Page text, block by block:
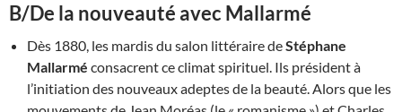
B/De la nouveauté avec Mallarmé
Dès 1880, les mardis du salon littéraire deStéphane
Mallarmé consacrent ce climat spirituel. Ils président à
l’initiation des nouveaux adeptes de la beauté. Alors que les